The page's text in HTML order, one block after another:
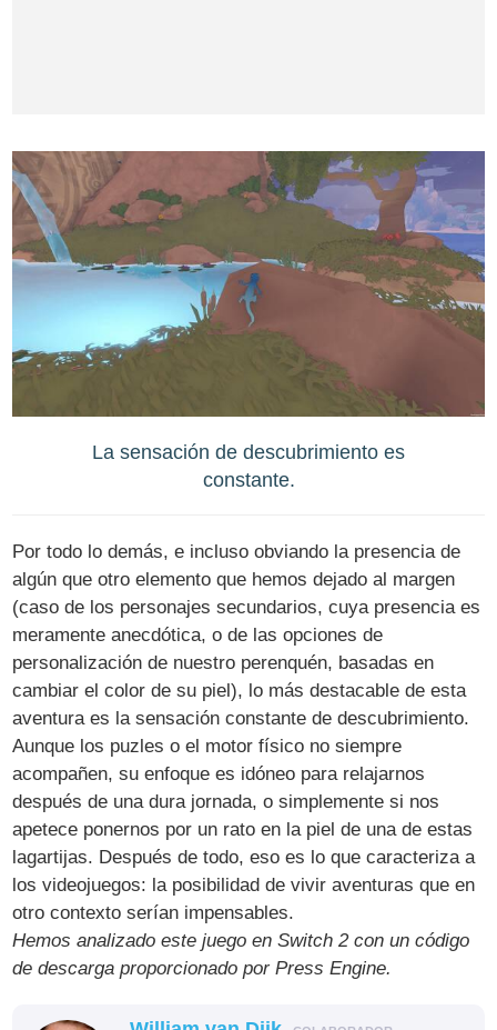
La sensación de descubrimiento es
constante.
Por todo lo demás, e incluso obviando la presencia de
algún que otro elemento que hemos dejado al margen
(caso de los personajes secundarios, cuya presencia es
meramente anecdótica, o de las opciones de
personalización de nuestro perenquén, basadas en
cambiar el color de su piel), lo más destacable de esta
aventura es la sensación constante de descubrimiento.
Aunque los puzles o el motor físico no siempre
acompañen, su enfoque es idóneo para relajarnos
después de una dura jornada, o simplemente si nos
apetece ponernos por un rato en la piel de una de estas
lagartijas. Después de todo, eso es lo que caracteriza a
los videojuegos: la posibilidad de vivir aventuras que en
otro contexto serían impensables.
Hemos analizado este juego en Switch 2 con un código
de descarga proporcionado por Press Engine.